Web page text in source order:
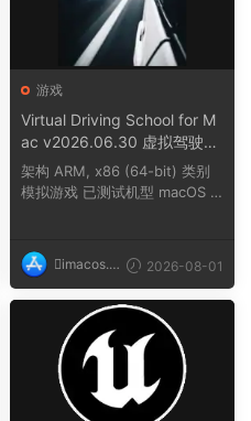
游戏
Virtual Driving School for M
ac v2026.06.30 虚拟驾驶学
校
架构 ARM, x86 (64-bit) 类别
模拟游戏 已测试机型 macOS T
imacos.t
op
2026-08-01